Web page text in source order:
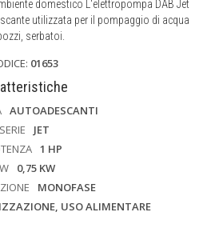
domestico L'elettropompa DAB Jet
utilizzata per il pompaggio di acqua
serbatoi.
01653
AUTOADESCANTI
SERIE
JET
1 HP
0,75 KW
MONOFASE
USO ALIMENTARE